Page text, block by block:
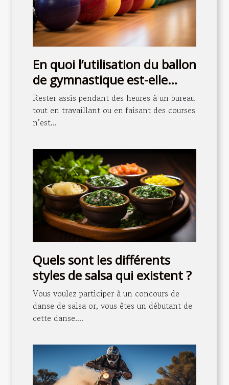
En quoi l’utilisation du ballon
de gymnastique est-elle
importante pour la santé ?
Rester assis pendant des heures à un bureau
tout en travaillant ou en faisant des courses
n’est...
Quels sont les différents
styles de salsa qui existent ?
Vous voulez participer à un concours de
danse de salsa or, vous êtes un débutant de
cette danse....